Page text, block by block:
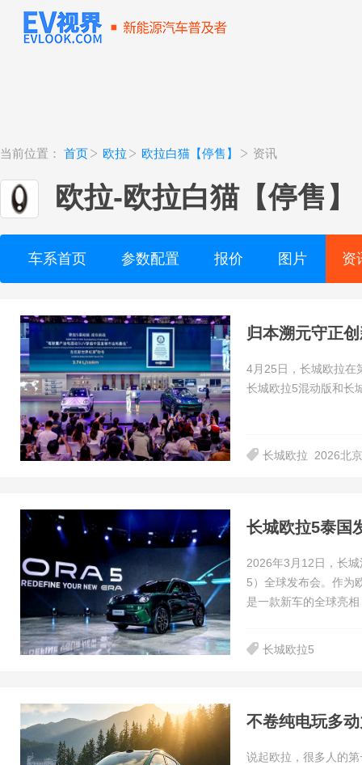
当前位置： 首页 欧拉 欧拉白猫【停售】 资讯
欧拉-欧拉白猫【停售】
车系首页 参数配置 报价 图片 资
​4月25日，长城欧拉在
长城欧拉5混动版和长
长城欧拉 2026北
2026年3月12日，长
5）全球发布会。作为
是一款新车的全球亮
长城欧拉5
不卷纯电玩多
说起欧拉，很多人的